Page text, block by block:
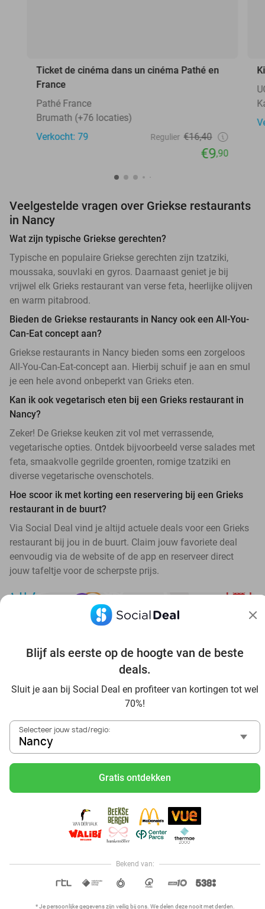
Blijf als eerste op de hoogte van de beste
deals.
Sluit je aan bij Social Deal en profiteer van kortingen tot wel
70%!
Selecteer jouw stad/regio:
Nancy
Gratis ontdekken
Bekend van:
* Je persoonlijke gegevens zijn veilig bij ons. We delen deze nooit met derden.
Ticket de cinéma dans un cinéma Pathé en
France
Pathé France
Brumath (+76 locaties)
Verkocht: 79
Regulier €16,40
€9,90
Veelgestelde vragen over Griekse restaurants
in Nancy
Wat zijn typische Griekse gerechten?
Typische en populaire Griekse gerechten zijn tzatziki,
moussaka, souvlaki en gyros. Daarnaast geniet je bij
vrijwel elk Grieks restaurant van verse feta, heerlijke olijven
en warm pitabrood.
Bieden de Griekse restaurants in Nancy ook een All-You-
Can-Eat concept aan?
Griekse restaurants in Nancy bieden soms een zorgeloos
All-You-Can-Eat-concept aan. Hierbij schuif je aan en smul
je een hele avond onbeperkt van Grieks eten.
Kan ik ook vegetarisch eten bij een Grieks restaurant in
Nancy?
Zeker! De Griekse keuken zit vol met verrassende,
vegetarische opties. Ontdek bijvoorbeeld verse salades met
feta, smaakvolle gegrilde groenten, romige tzatziki en
diverse vegetarische ovenschotels.
Hoe scoor ik met korting een reservering bij een Grieks
restaurant in de buurt?
Via Social Deal vind je altijd actuele deals voor een Grieks
restaurant bij jou in de buurt. Claim jouw favoriete deal
eenvoudig via de website of de app en reserveer direct
jouw tafeltje voor de scherpste prijs.
Ontdek alle topdeals in jouw omgeving
Visitez Eauzone SPA à prix réduit à Nancy
Allez au spa à Nancy et ses environs
Petit-déjeuner et lunch à Nancy
Mangez des sushis à Nancy